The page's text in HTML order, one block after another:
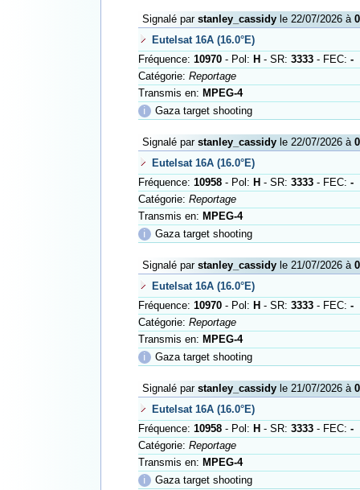
Signalé par stanley_cassidyle 22/07/2026 à
Eutelsat 16A (16.0°E)
Fréquence: 10970- Pol: H - SR: 3333- FEC: -
Catégorie: Reportage
Transmis en: MPEG-4
ℹ
Gaza target shooting
Signalé par stanley_cassidyle 22/07/2026 à
Eutelsat 16A (16.0°E)
Fréquence: 10958- Pol: H - SR: 3333- FEC: -
Catégorie: Reportage
Transmis en: MPEG-4
ℹ
Gaza target shooting
Signalé par stanley_cassidyle 21/07/2026 à
Eutelsat 16A (16.0°E)
Fréquence: 10970- Pol: H - SR: 3333- FEC: -
Catégorie: Reportage
Transmis en: MPEG-4
ℹ
Gaza target shooting
Signalé par stanley_cassidyle 21/07/2026 à
Eutelsat 16A (16.0°E)
Fréquence: 10958- Pol: H - SR: 3333- FEC: -
Catégorie: Reportage
Transmis en: MPEG-4
ℹ
Gaza target shooting